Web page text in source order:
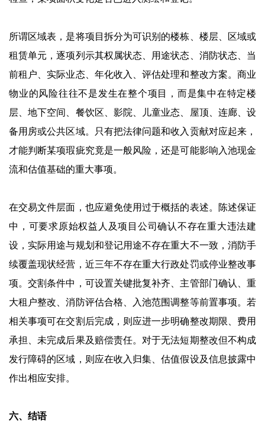
所谓区域表，是将项目拆分为可识别的楼栋、楼层、区域或
租赁单元，逐项列示其权属状态、用途状态、消防状态、当
前租户、实际业态、年化收入、评估处理和整改方案。商业
物业的风险往往不是发生在整个项目，而是集中在特定楼
层、地下空间、餐饮区、影院、儿童业态、屋顶、连廊、设
备用房或公共区域。只有把法律问题和收入贡献对应起来，
才能判断某项瑕疵究竟是一般风险，还是可能影响入池现金
流和估值基础的重大事项。
在交易文件层面，也应避免使用过于概括的表述。陈述保证
中，可要求原始权益人及项目公司确认不存在重大违法建
设，实际用途与规划和登记用途不存在重大不一致，消防手
续覆盖现状经营，近三年不存在重大行政处罚或停业整改事
项。交割条件中，可设置关键批复补齐、主管部门确认、重
大租户整改、消防评估合格、入池范围调整等前置事项。若
相关事项可在交割后完成，则应进一步明确整改期限、费用
承担、未完成后果及赔偿责任。对于无法短期整改但不构成
发行障碍的区域，则应在收入归集、估值假设及信息披露中
作出相应安排。
六、结语